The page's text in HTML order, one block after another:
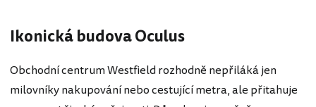
Ikonická budova Oculus
Obchodní centrum Westfield rozhodně nepřiláká jen
milovníky nakupování nebo cestující metra, ale přitahuje